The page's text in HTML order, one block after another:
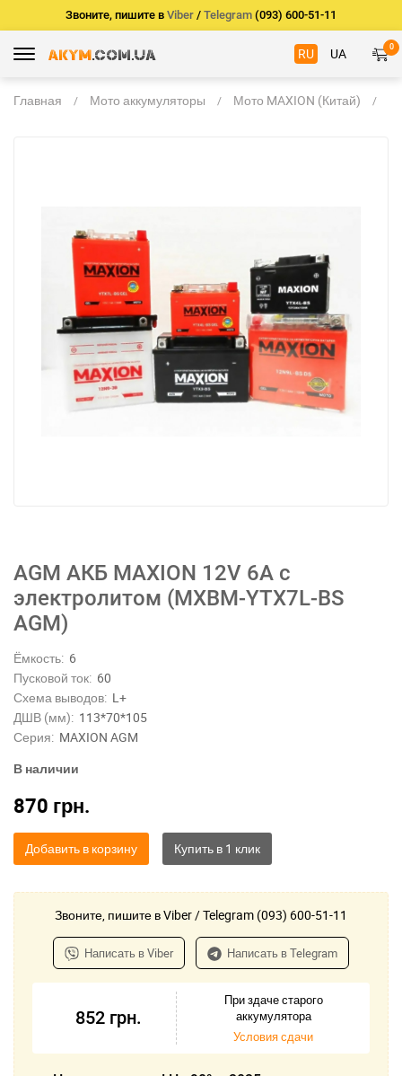
Звоните, пишите в Viber / Telegram (093) 600-51-11
RU UA 0
Главная Мото аккумуляторы Мото MAXION (Китай)
AGM АКБ MAXION 12V 6A с
электролитом (MXBM-YTX7L-BS
AGM)
Ёмкость: 6
Пусковой ток: 60
Схема выводов: L+
ДШВ (мм): 113*70*105
Серия: MAXION AGM
В наличии
870 грн.
Добавить в корзину
Звоните, пишите в Viber / Telegram (093) 600-51-11
Написать в Viber Написать в Telegram
852 грн.
При здаче старого
аккумулятора
Условия сдачи